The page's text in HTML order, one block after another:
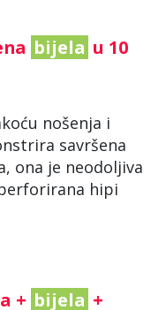
bijela u 10
nošenja i
savršena
ona je neodoljiva
hipi
+ bijela +